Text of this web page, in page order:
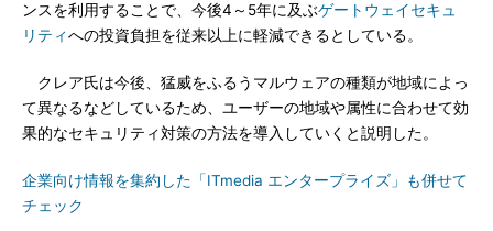
ンスを利用することで、今後4～5年に及ぶゲートウェイセキュ
リティへの投資負担を従来以上に軽減できるとしている。
クレア氏は今後、猛威をふるうマルウェアの種類が地域によっ
て異なるなどしているため、ユーザーの地域や属性に合わせて効
果的なセキュリティ対策の方法を導入していくと説明した。
企業向け情報を集約した「ITmedia エンタープライズ」も併せて
チェック